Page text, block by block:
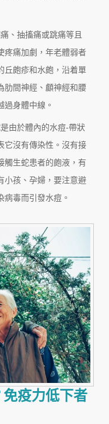
、抽搐痛或跳痛等且
疼痛加劇，年老體弱者
丘皰疹和水皰，沿着單
肋間神經、顱神經和腰
過身體中線。
由於體內的水痘-帶狀
它沒有傳染性。沒有接
觸生蛇患者的皰液，有
小孩、孕婦，要注意避
病毒而引發水痘。
疫力低下者